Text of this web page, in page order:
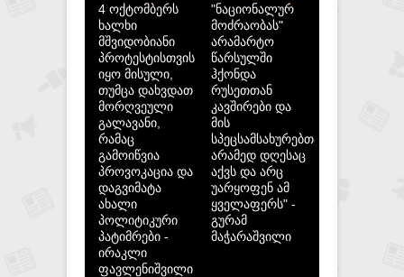
4 ოქტომბერს
ხალხი
მშვიდობიანი
პროტესტისთვის
იყო მისული,
თუმცა დახვდათ
მორღვეული
გალავანი,
რამაც
გამოიწვია
პროვოკაცია და
დაგვიმატა
ახალი
პოლიტიკური
პატიმრები -
ირაკლი
ფავლენიშვილი
"ნაციონალურ
მოძრაობას"
არამარტო
წარსულში
ჰქონდა
რუსეთთან
კავშირები და
მის
სპეცსამსახურებთან,
არამედ დღესაც
აქვს და არც
უარყოფენ ამ
ყველაფერს" -
გურამ
მაჭარაშვილი